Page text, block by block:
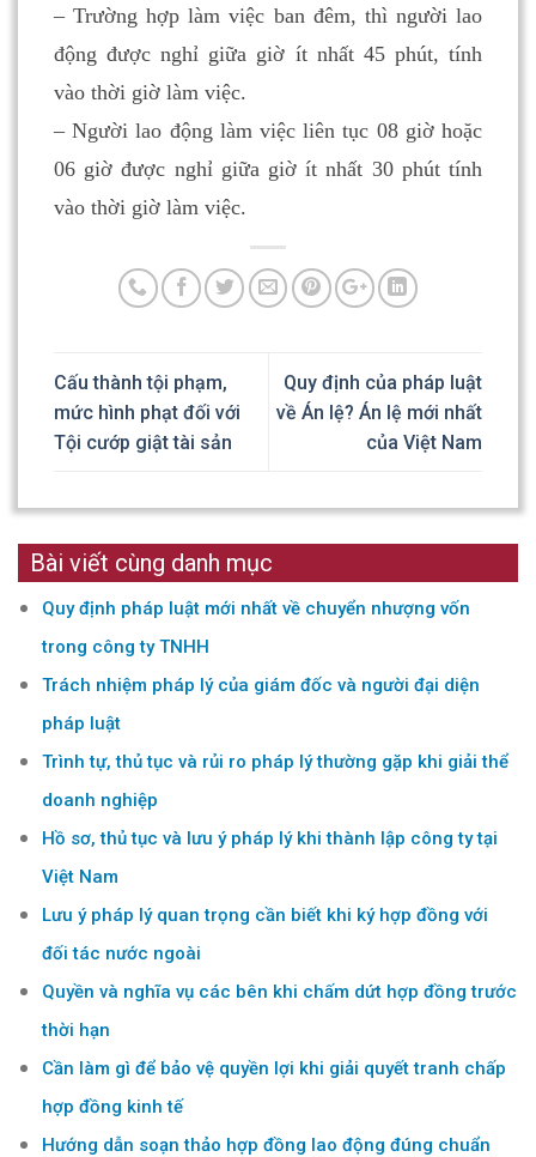
– Trường hợp làm việc ban đêm, thì người lao
động được nghỉ giữa giờ ít nhất 45 phút, tính
vào thời giờ làm việc.
– Người lao động làm việc liên tục 08 giờ hoặc
06 giờ được nghỉ giữa giờ ít nhất 30 phút tính
vào thời giờ làm việc.
Cấu thành tội phạm,
mức hình phạt đối với
Tội cướp giật tài sản
Quy định của pháp luật
về Án lệ? Án lệ mới nhất
của Việt Nam
Bài viết cùng danh mục
Quy định pháp luật mới nhất về chuyển nhượng vốn
trong công ty TNHH
Trách nhiệm pháp lý của giám đốc và người đại diện
pháp luật
Trình tự, thủ tục và rủi ro pháp lý thường gặp khi giải thể
doanh nghiệp
Hồ sơ, thủ tục và lưu ý pháp lý khi thành lập công ty tại
Việt Nam
Lưu ý pháp lý quan trọng cần biết khi ký hợp đồng với
đối tác nước ngoài
Quyền và nghĩa vụ các bên khi chấm dứt hợp đồng trước
thời hạn
Cần làm gì để bảo vệ quyền lợi khi giải quyết tranh chấp
hợp đồng kinh tế
Hướng dẫn soạn thảo hợp đồng lao động đúng chuẩn